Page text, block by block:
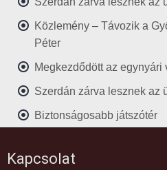
Közlemény – Távozik a
Péter
Megkezdődött az egynyári
Szerdán zárva lesznek az
Biztonságosabb játszótér
Kapcsolat